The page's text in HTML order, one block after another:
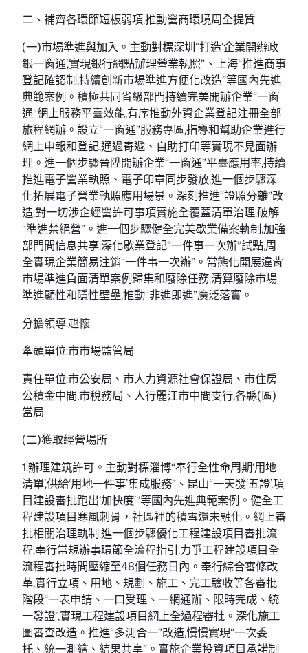
二、補齊各環節短板弱項,推動營商環境周全提質
(一)市場準進與加入。主動對標深圳“打造‘企業開辦政
銀一窗通’,實現銀行網點辦理營業執照”、上海“推進商事
登記確認制,持續創新市場準進方便化改造”等國內先進
典範案例。積極共同省級部門持續完美開辦企業“一窗
通”網上服務平臺效能,有序推動外資企業登記注冊全部
旅程網辦。設立“一窗通”服務專區,指導和幫助企業進行
網上申報和登記,通過寄遞、自助打印等實現不見面辦
理。進一個步驟晉陞開辦企業“一窗通”平臺應用率,持續
推進電子營業執照、電子印章同步發放,進一個步驟深
化拓展電子營業執照應用場景。深刻推進“證照分離”改
造,對一切涉企經營許可事項實施全覆蓋清單治理,破解
“準進禁絕營”。進一個步驟健全完美歇業備案軌制,加強
部門間信息共享,深化歇業登記“一件事一次辦”試點,周
全實現企業簡易注銷“一件事一次辦”。常態化開展違背
市場準進負面清單案例歸集和廢除任務,清算廢除市場
準進顯性和隱性壁壘,推動“非進即進”廣泛落實。
分擔領導:趙懷
牽頭單位:市市場監管局
責任單位:市公安局、市人力資源社會保證局、市住房
公積金中間,市稅務局、人行麗江市中間支行,各縣(區)
當局
(二)獲取經營場所
1.辦理建筑許可。主動對標淄博“奉行全性命周期‘用地
清單’,供給‘用地一件事’集成服務”、昆山“一天發‘五證’,項
目建設審批跑出‘加快度’”等國內先進典範案例。健全工
程建設項目寒風刺骨，社區裡的積雪還未融化。網上審
批相關治理軌制,進一個步驟優化工程建設項目審批流
程,奉行常規辦事環節全流程指引,力爭工程建設項目全
流程審批時間壓縮至48個任務日內。奉行綜合審修改
革,實行立項、用地、規劃、施工、完工驗收等各審批
階段“一表申請、一口受理、一網通辦、限時完成、統
一發證”,實現工程建設項目網上全過程審批。深化施工
圖審查改造。推進“多測合一”改造,慢慢實現“一次委
托、統一測繪、結果共享”。實施企業投資項目承諾制